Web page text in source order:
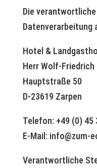
Die
Datenverarbeitung
Hotel &
Herr Wolf-Friedrich
Hauptstraße 50
D-23619 Zarpen
Telefon: +49 (0) 45
E-Mail: info@zum-
Verantwortliche